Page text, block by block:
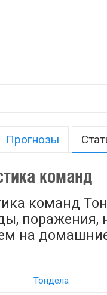
Прогнозы
команд
команд
поражения,
на
Тондела